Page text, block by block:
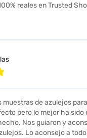
reales en Trusted
muestras de azulejos
pero lo mejor ha sido
Nos guiaron y
Lo aconsejo a